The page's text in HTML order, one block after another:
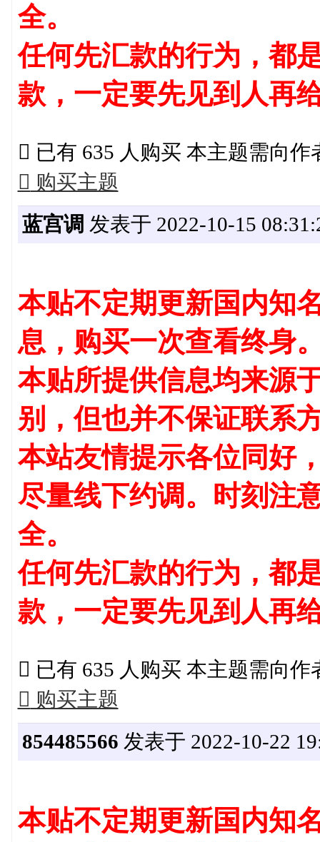
全。
任何先汇款的行为，都
款，一定要先见到人再
 已有 635 人购买 本主题需向
 购买主题
蓝宫调 发表于 2022-10-15
本贴不定期更新国内知
息，购买一次查看终身
本贴所提供信息均来源
别，但也并不保证联系
本站友情提示各位同好
尽量线下约调。时刻注
全。
任何先汇款的行为，都
款，一定要先见到人再
 已有 635 人购买 本主题需向
 购买主题
854485566 发表于 2022-10-22
本贴不定期更新国内知